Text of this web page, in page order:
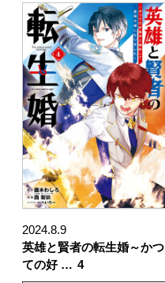
2024.8.9
英雄と賢者の転生婚～かつ
ての好 … 4